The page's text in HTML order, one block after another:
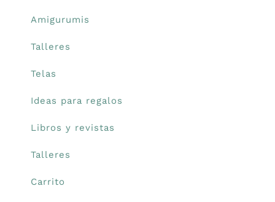
Amigurumis
Talleres
Telas
Ideas para regalos
Libros y revistas
Talleres
Carrito